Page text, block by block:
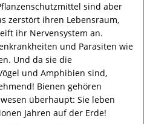
sind aber
zerstört ihren Lebensraum,
ihr Nervensystem an.
und Parasiten wie
Und da sie die
und Amphibien sind,
Bienen gehören
überhaupt: Sie leben
Jahren auf der Erde!